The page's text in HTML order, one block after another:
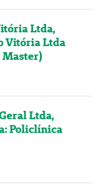
Ltda,
Vitória Ltda
Master)
Ltda,
Policlínica